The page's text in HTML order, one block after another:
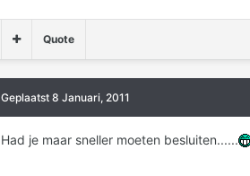
Quote
Geplaatst 8 Januari, 2011
Had je maar sneller moeten besluiten......